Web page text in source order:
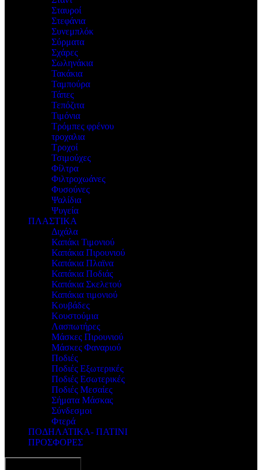
Σταυροί
Στεφάνια
Συνεμπλόκ
Σύρματα
Σχάρες
Σωληνάκια
Τακάκια
Ταμπούρα
Τάπες
Τεπόζιτα
Τιμόνια
Τρόμπες φρένου
τροχαλια
Τροχοί
Τσιμούχες
Φίλτρα
Φιλτροχωάνες
Φυσούνες
Ψαλίδια
Ψυγεία
ΠΛΑΣΤΙΚΑ
Διχάλα
Καπάκι Τιμονιού
Καπάκια Πιρουνιού
Καπάκια Πλαϊνα
Καπάκια Ποδιάς
Καπάκια Σκελετού
Καπάκια τιμονιού
Κουβάδες
Κουστούμια
Λασπωτήρες
Μάσκες Πιρουνιού
Μάσκες Φαναριού
Ποδιές
Ποδιές Εξωτερικές
Ποδιές Εσωτερικές
Ποδιές Μεσαίες
Σήματα Μάσκας
Σύνδεσμοι
Φτερά
ΠΟΔΗΛΑΤΙΚΑ- ΠΑΤΙΝΙ
ΠΡΟΣΦΟΡΕΣ